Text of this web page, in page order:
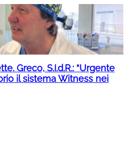
Greco, S.I.d.R.: “Urgente
il sistema Witness nei